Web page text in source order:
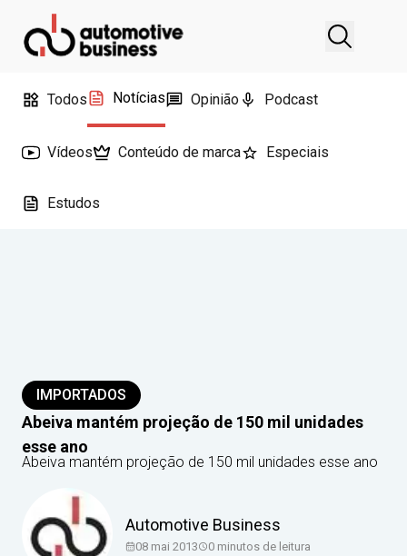
Todos Notícias Opinião Podcast
Vídeos Conteúdo de marca Especiais
Estudos
IMPORTADOS
Abeiva mantém projeção de 150 mil unidades
esse ano
Abeiva mantém projeção de 150 mil unidades esse ano
Automotive Business
08 mai 2013 0 minutos de leitura